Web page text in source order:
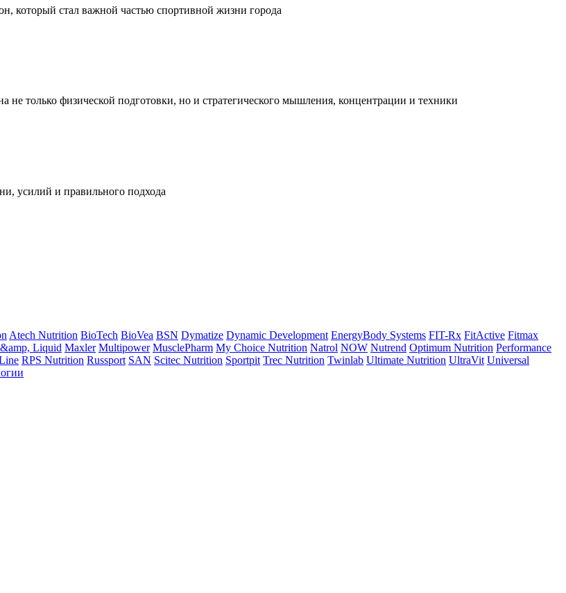
который стал важной частью спортивной жизни города
не только физической подготовки, но и стратегического мышления, концентрации и техники
усилий и правильного подхода
Atech Nutrition BioTech BioVea BSN Dymatize Dynamic Development EnergyBody Systems FIT-Rx FitActive Fitmax
Liquid Maxler Multipower MusclePharm My Choice Nutrition Natrol NOW Nutrend Optimum Nutrition Performance
RPS Nutrition Russport SAN Scitec Nutrition Sportpit Trec Nutrition Twinlab Ultimate Nutrition UltraVit Universal